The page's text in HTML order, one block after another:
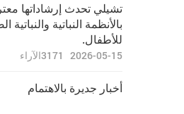
تشيلي تحدث إرشاداتها
بالأنظمة النباتية والنباتية
للأطفال.
2026-05-15
3171الآراء
أخبار جديرة بالاهتمام